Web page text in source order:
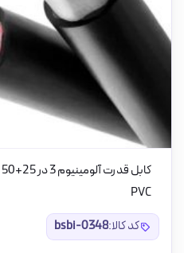
PVC
کد کالا:bsbi-0348